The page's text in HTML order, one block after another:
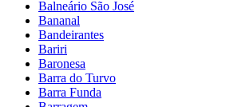
Balneário São José
Bananal
Bandeirantes
Bariri
Baronesa
Barra do Turvo
Barra Funda